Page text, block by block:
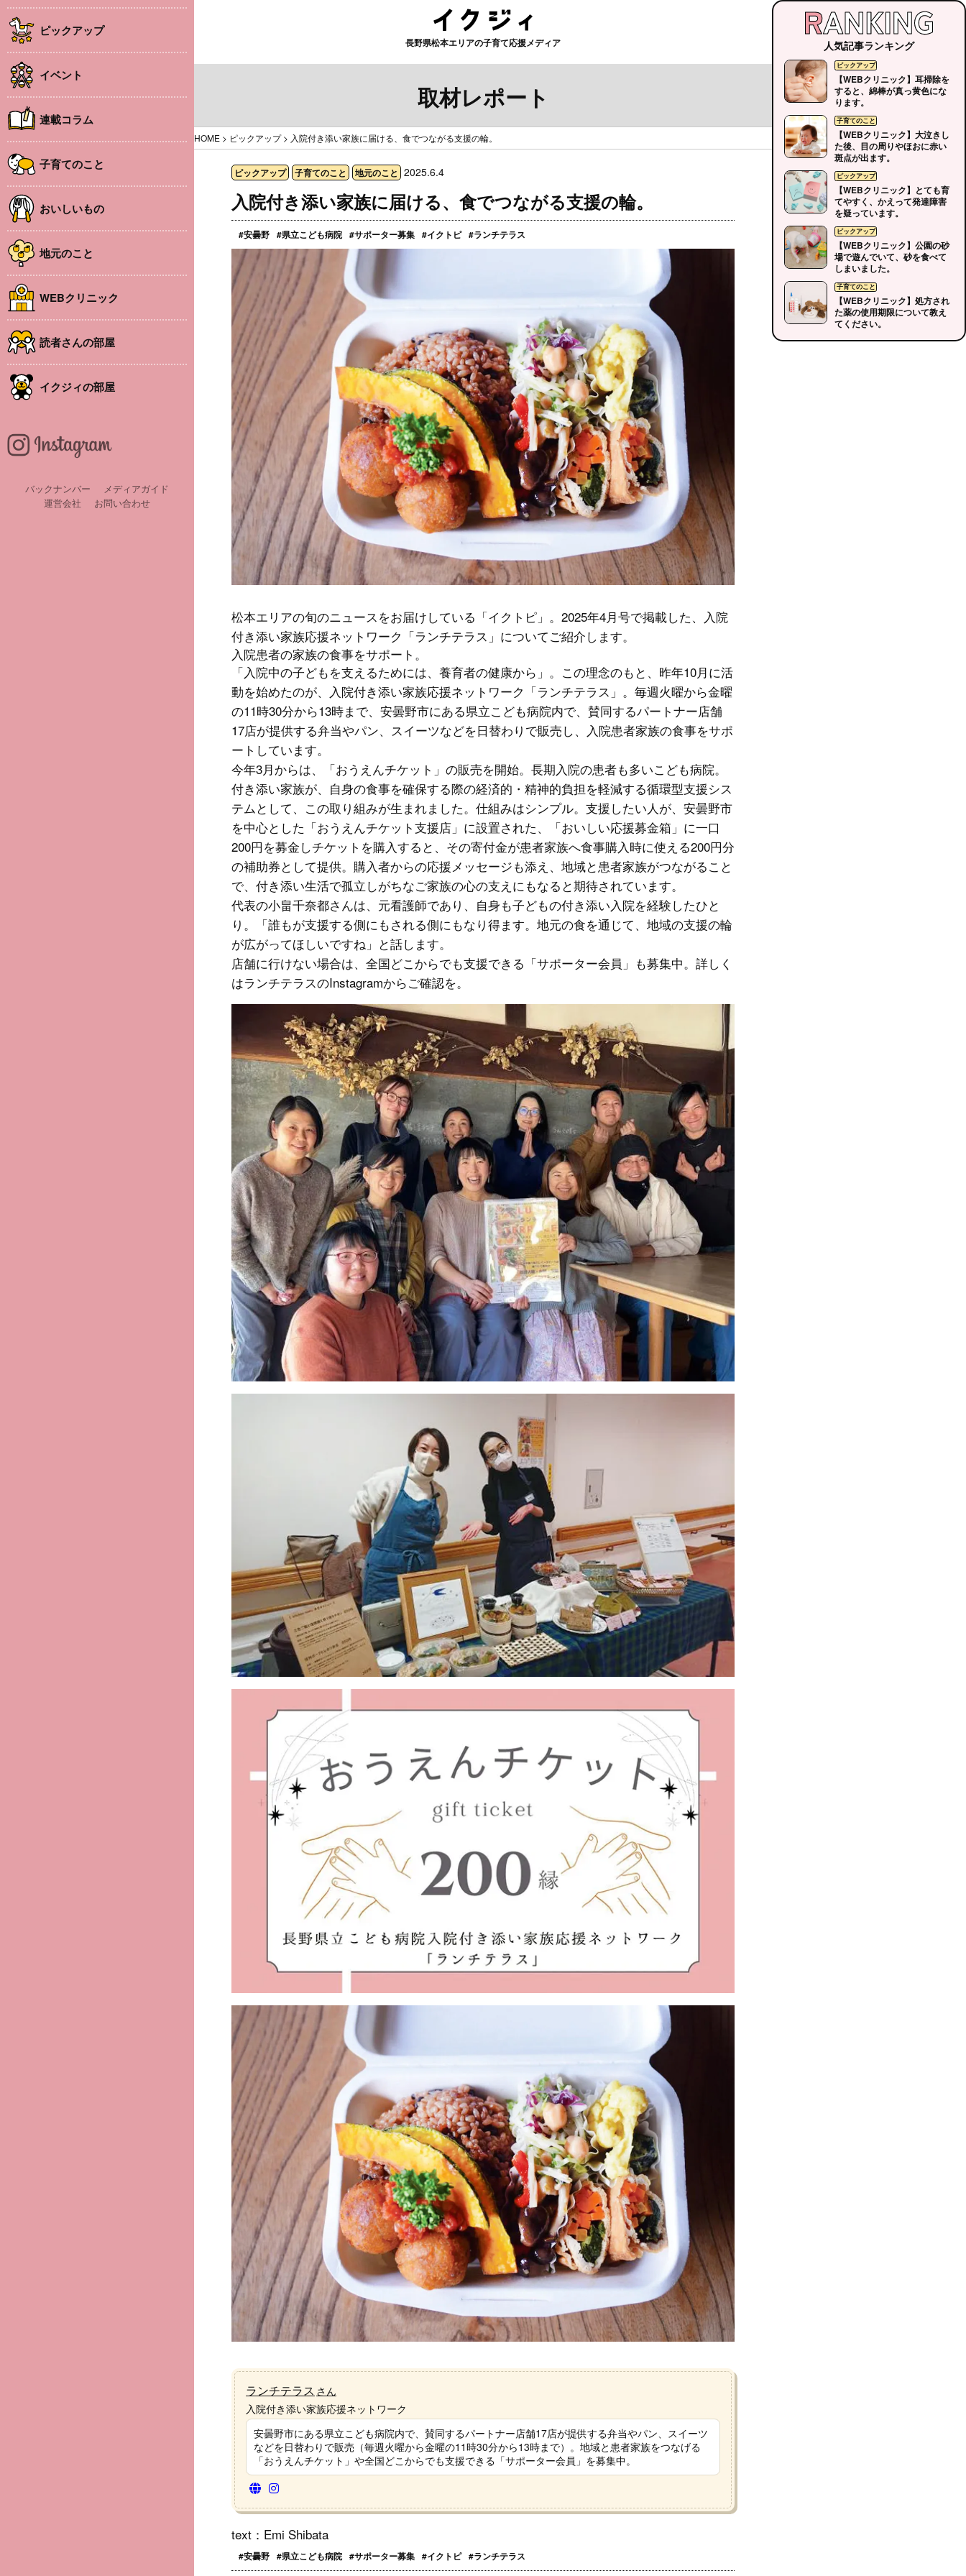
ピックアップ
イベント
連載コラム
子育てのこと
おいしいもの
地元のこと
WEBクリニック
読者さんの部屋
イクジィの部屋
バックナンバー
メディアガイド
運営会社
お問い合わせ
長野県松本エリアの子育て応援メディア
取材レポート
HOME > ピックアップ> 入院付き添い家族に届ける、食でつながる支援の輪。
ピックアップ 子育てのこと 地元のこと 2025.6.4
入院付き添い家族に届ける、食でつながる支援の輪。
#安曇野 #県立こども病院 #サポーター募集 #イクトピ #ランチテラス
松本エリアの旬のニュースをお届けしている「イクトピ」。2025年4月号で掲載した、入院
付き添い家族応援ネットワーク「ランチテラス」についてご紹介します。
入院患者の家族の食事をサポート。
「入院中の子どもを支えるためには、養育者の健康から」。この理念のもと、昨年10月に活
動を始めたのが、入院付き添い家族応援ネットワーク「ランチテラス」。毎週火曜から金曜
の11時30分から13時まで、安曇野市にある県立こども病院内で、賛同するパートナー店舗
17店が提供する弁当やパン、スイーツなどを日替わりで販売し、入院患者家族の食事をサポ
ートしています。
今年3月からは、「おうえんチケット」の販売を開始。長期入院の患者も多いこども病院。
付き添い家族が、自身の食事を確保する際の経済的・精神的負担を軽減する循環型支援シス
テムとして、この取り組みが生まれました。仕組みはシンプル。支援したい人が、安曇野市
を中心とした「おうえんチケット支援店」に設置された、「おいしい応援募金箱」に一口
200円を募金しチケットを購入すると、その寄付金が患者家族へ食事購入時に使える200円分
の補助券として提供。購入者からの応援メッセージも添え、地域と患者家族がつながること
で、付き添い生活で孤立しがちなご家族の心の支えにもなると期待されています。
代表の小畠千奈都さんは、元看護師であり、自身も子どもの付き添い入院を経験したひと
り。「誰もが支援する側にもされる側にもなり得ます。地元の食を通じて、地域の支援の輪
が広がってほしいですね」と話します。
店舗に行けない場合は、全国どこからでも支援できる「サポーター会員」も募集中。詳しく
はランチテラスのInstagramからご確認を。
ランチテラス さん
入院付き添い家族応援ネットワーク
安曇野市にある県立こども病院内で、賛同するパートナー店舗17店が提供する弁当やパン、スイーツ
などを日替わりで販売（毎週火曜から金曜の11時30分から13時まで）。地域と患者家族をつなげる
「おうえんチケット」や全国どこからでも支援できる「サポーター会員」を募集中。
text：Emi Shibata
#安曇野 #県立こども病院 #サポーター募集 #イクトピ #ランチテラス
人気記事ランキング
【WEBクリニック】耳掃除を
すると、綿棒が真っ黄色にな
ります。
【WEBクリニック】大泣きし
た後、目の周りやほおに赤い
斑点が出ます。
【WEBクリニック】とても育
てやすく、かえって発達障害
を疑っています。
【WEBクリニック】公園の砂
場で遊んでいて、砂を食べて
しまいました。
【WEBクリニック】処方され
た薬の使用期限について教え
てください。